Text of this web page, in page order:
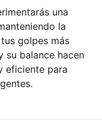
una
la
golpes más
su balance hacen
eficiente para